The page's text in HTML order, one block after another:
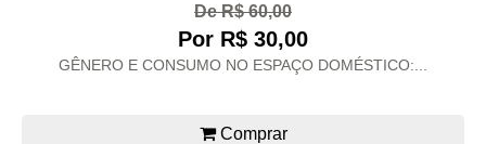
De R$ 60,00
Por R$ 30,00
GÊNERO E CONSUMO NO ESPAÇO DOMÉSTICO:...
Comprar